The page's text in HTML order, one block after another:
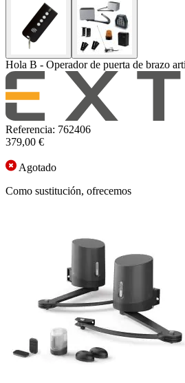
Hola B - Operador de puerta de brazo
Referencia: 762406
379,00 €
Agotado
Como sustitución, ofrecemos